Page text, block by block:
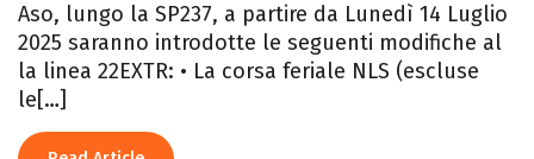
Aso, lungo la SP237, a partire da Lunedì 14 Luglio
2025 saranno introdotte le seguenti modifiche al
la linea 22EXTR: • La corsa feriale NLS (escluse
le[…]